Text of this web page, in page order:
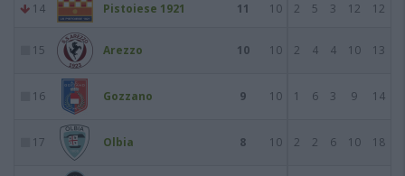
14 Pistoiese 1921 11 10 2 5 3 12 12
15 Arezzo 10 10 2 4 4 10 13
16 Gozzano 9 10 1 6 3 9 14
17 Olbia 8 10 2 2 6 10 18